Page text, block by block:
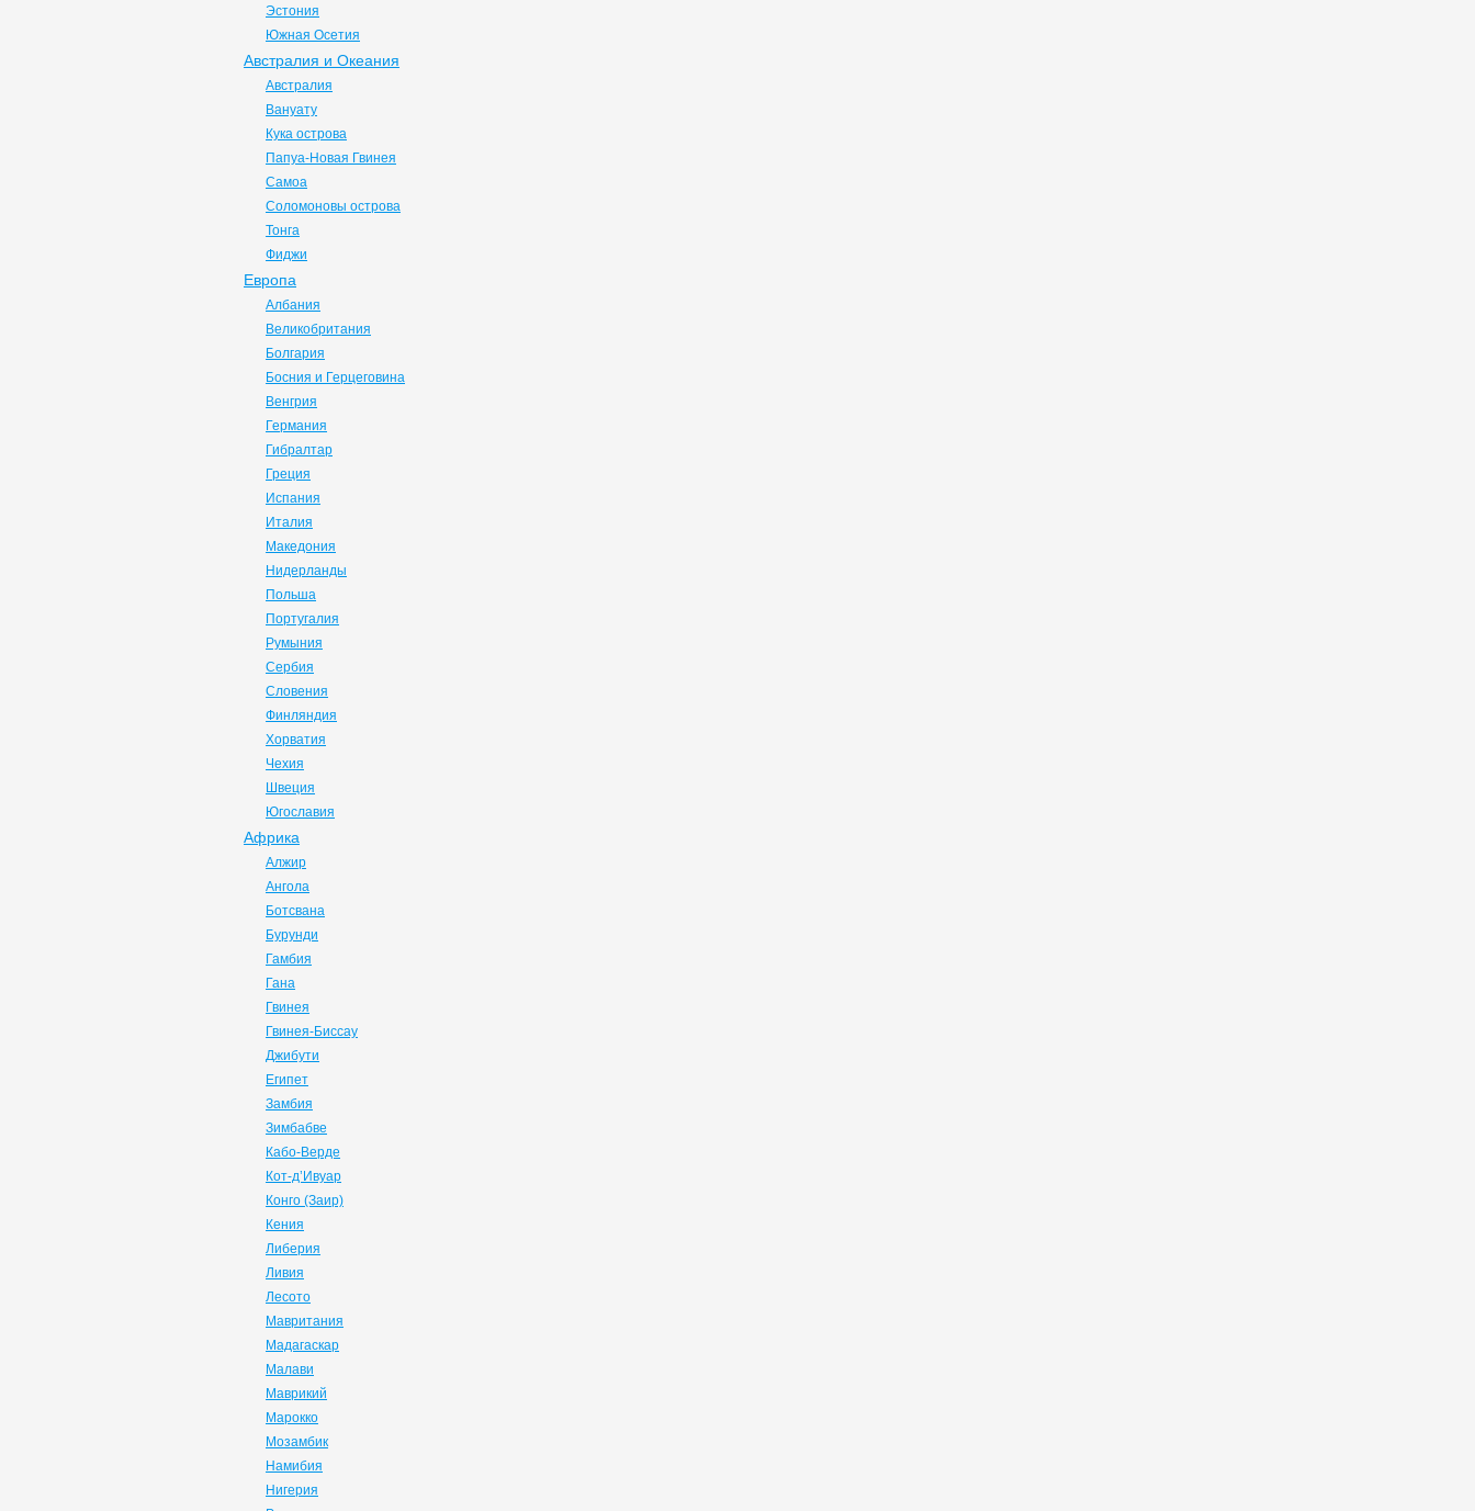
Эстония
Южная Осетия
Австралия и Океания
Австралия
Вануату
Кука острова
Папуа-Новая Гвинея
Самоа
Соломоновы острова
Тонга
Фиджи
Европа
Албания
Великобритания
Болгария
Босния и Герцеговина
Венгрия
Германия
Гибралтар
Греция
Испания
Италия
Македония
Нидерланды
Польша
Португалия
Румыния
Сербия
Словения
Финляндия
Хорватия
Чехия
Швеция
Югославия
Африка
Алжир
Ангола
Ботсвана
Бурунди
Гамбия
Гана
Гвинея
Гвинея-Биссау
Джибути
Египет
Замбия
Зимбабве
Кабо-Верде
Кот-д’Ивуар
Конго (Заир)
Кения
Либерия
Ливия
Лесото
Мавритания
Мадагаскар
Малави
Маврикий
Марокко
Мозамбик
Намибия
Нигерия